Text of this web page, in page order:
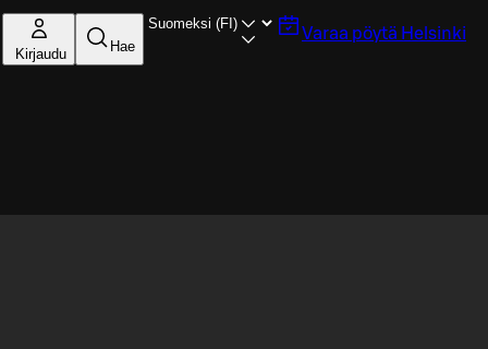
Kirjaudu Hae
Varaa pöytä Helsinki